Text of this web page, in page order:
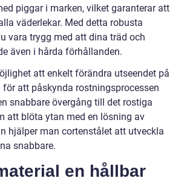
piggar i marken, vilket garanterar att
väderlekar. Med detta robusta
vara trygg med att dina träd och
även i hårda förhållanden.
att enkelt förändra utseendet på
att påskynda rostningsprocessen
snabbare övergång till det rostiga
att blöta ytan med en lösning av
hjälper man cortenstålet att utveckla
snabbare.
en hållbar